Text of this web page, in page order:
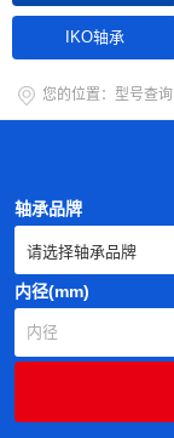
IKO轴承
您的位置： 型号查询
轴承品牌
内径(mm)